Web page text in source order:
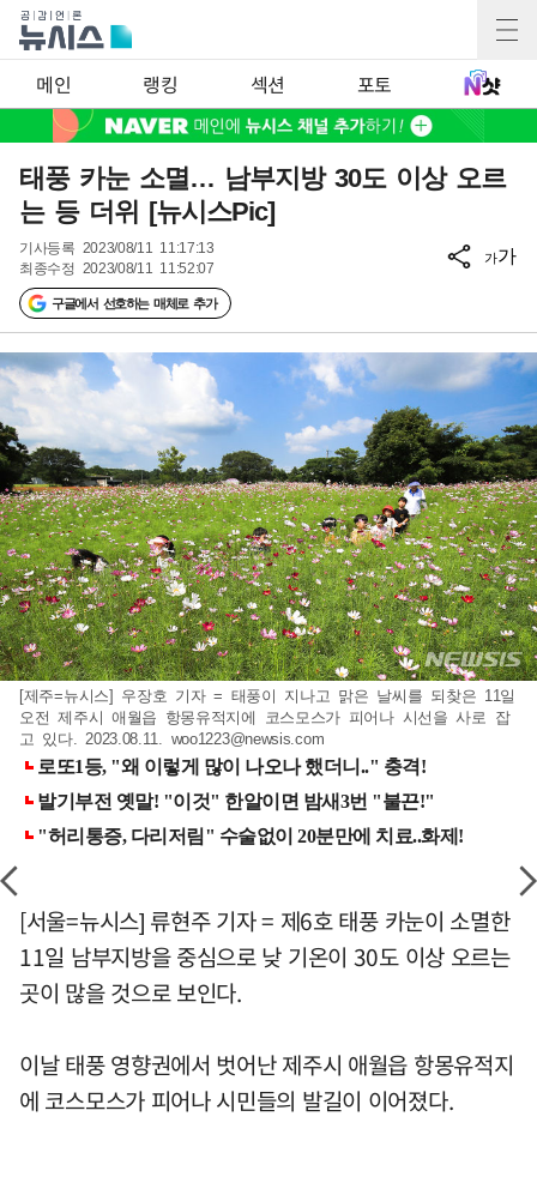
메인 랭킹 섹션 포토
태풍 카눈 소멸… 남부지방 30도 이상 오르
는 등 더위 [뉴시스Pic]
기사등록 2023/08/11 11:17:13
최종수정 2023/08/11 11:52:07
구글에서 선호하는 매체로 추가
가가
[제주=뉴시스] 우장호 기자 = 태풍이 지나고 맑은 날씨를 되찾은 11일
오전 제주시 애월읍 항몽유적지에 코스모스가 피어나 시선을 사로 잡
고 있다. 2023.08.11. woo1223@newsis.com
[서울=뉴시스] 류현주 기자 = 제6호 태풍 카눈이 소멸한
11일 남부지방을 중심으로 낮 기온이 30도 이상 오르는
곳이 많을 것으로 보인다.
이날 태풍 영향권에서 벗어난 제주시 애월읍 항몽유적지
에 코스모스가 피어나 시민들의 발길이 이어졌다.